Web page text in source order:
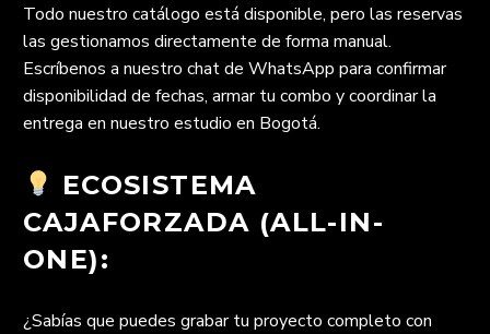
Todo nuestro catálogo está disponible, pero las reservas
las gestionamos directamente de forma manual.
Escríbenos a nuestro chat de WhatsApp para confirmar
disponibilidad de fechas, armar tu combo y coordinar la
entrega en nuestro estudio en Bogotá.
ECOSISTEMA
CAJAFORZADA (ALL-IN-
ONE):
¿Sabías que puedes grabar tu proyecto completo con